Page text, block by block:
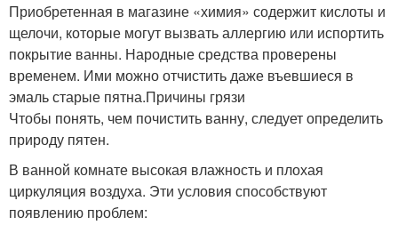
Приобретенная в магазине «химия» содержит кислоты и
щелочи, которые могут вызвать аллергию или испортить
покрытие ванны. Народные средства проверены
временем. Ими можно отчистить даже въевшиеся в
эмаль старые пятна.Причины грязи
Чтобы понять, чем почистить ванну, следует определить
природу пятен.
В ванной комнате высокая влажность и плохая
циркуляция воздуха. Эти условия способствуют
появлению проблем: